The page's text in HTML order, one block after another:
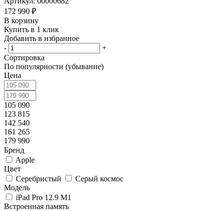
172 990 ₽
В корзину
Купить в 1 клик
Добавить в избранное
-
+
Сортировка
По популярности (убывание)
Цена
105 090
123 815
142 540
161 265
179 990
Бренд
Apple
Цвет
Серебристый
Серый космос
Модель
iPad Pro 12.9 M1
Встроенная память